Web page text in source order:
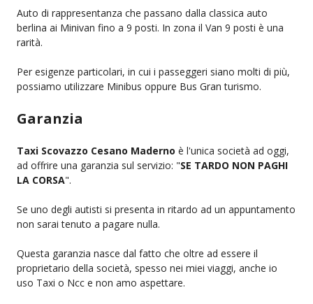
Auto di rappresentanza che passano dalla classica auto
berlina ai Minivan fino a 9 posti. In zona il Van 9 posti è una
rarità.
Per esigenze particolari, in cui i passeggeri siano molti di più,
possiamo utilizzare Minibus oppure Bus Gran turismo.
Garanzia
Taxi Scovazzo Cesano Maderno è l'unica società ad oggi,
ad offrire una garanzia sul servizio: "SE TARDO NON PAGHI
LA CORSA".
Se uno degli autisti si presenta in ritardo ad un appuntamento
non sarai tenuto a pagare nulla.
Questa garanzia nasce dal fatto che oltre ad essere il
proprietario della società, spesso nei miei viaggi, anche io
uso Taxi o Ncc e non amo aspettare.